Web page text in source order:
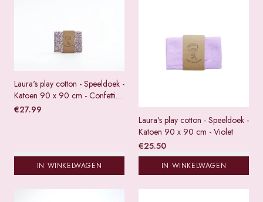
Laura's play cotton - Speeldoek -
Katoen 90 x 90 cm - Confetti
pastel
€27.99
IN WINKELWAGEN
Laura's play cotton - Speeldoek -
Katoen 90 x 90 cm - Violet
€25.50
IN WINKELWAGEN